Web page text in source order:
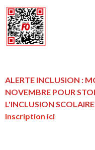
ALERTE INCLUSION :
NOVEMBRE POUR
L'INCLUSION
Inscription ici